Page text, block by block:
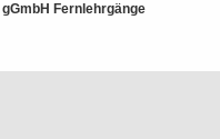
Fernlehrgänge